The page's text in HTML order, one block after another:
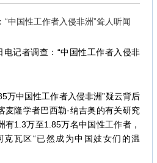
“中国性工作者入侵非洲”耸人听闻
记者调查：“中国性工作者入侵非
中国性工作者入侵非洲”疑云背后
麦隆学者巴西勒·纳吉奥的有关研究
有1.3万至1.85万名中国性工作者，
瓦区“已然成为中国妓女们的温